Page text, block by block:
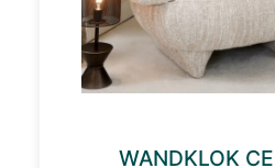
WANDKLOK